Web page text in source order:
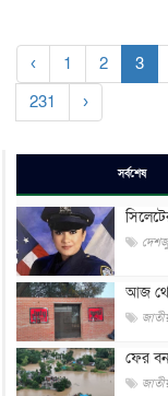
‹ 1 2 3
231
›
সর্বশেষ
আজ
ফের